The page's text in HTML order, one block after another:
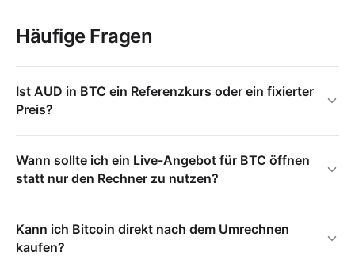
Häufige Fragen
Ist AUD in BTC ein Referenzkurs oder ein fixierter
Preis?
Wann sollte ich ein Live-Angebot für BTC öffnen
statt nur den Rechner zu nutzen?
Kann ich Bitcoin direkt nach dem Umrechnen
kaufen?